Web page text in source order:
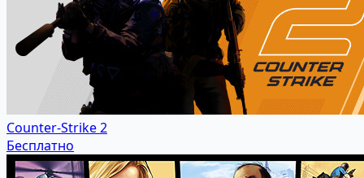
Counter-Strike 2
Бесплатно